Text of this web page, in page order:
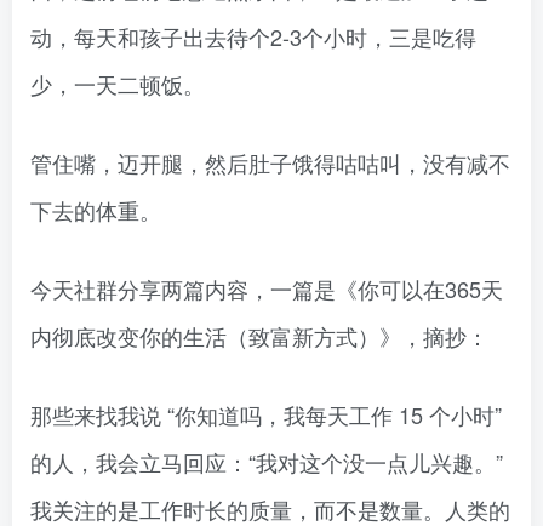
动，每天和孩子出去待个2-3个小时，三是吃得
少，一天二顿饭。
管住嘴，迈开腿，然后肚子饿得咕咕叫，没有减不
下去的体重。
今天社群分享两篇内容，一篇是《你可以在365天
内彻底改变你的生活（致富新方式）》，摘抄：
那些来找我说 “你知道吗，我每天工作 15 个小时”
的人，我会立马回应：“我对这个没一点儿兴趣。”
我关注的是工作时长的质量，而不是数量。人类的